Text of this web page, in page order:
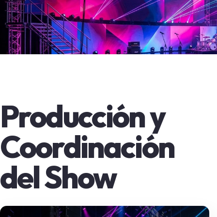
Producción y
Coordinación
del Show